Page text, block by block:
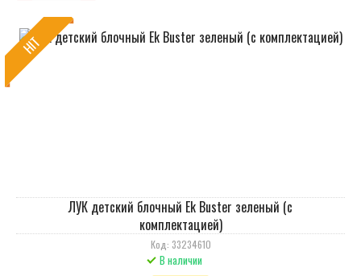
HIT
ЛУК детский блочный Ek Buster зеленый (с
комплектацией)
Код: 33234610
В наличии